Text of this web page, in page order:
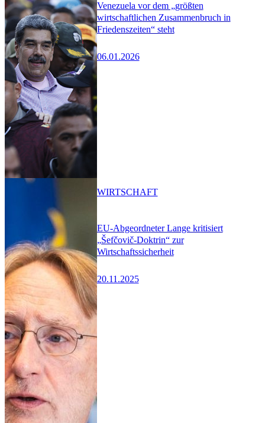
Venezuela vor dem „größten
wirtschaftlichen Zusammenbruch in
Friedenszeiten“ steht
06.01.2026
EU-Abgeordneter Lange kritisiert
„Šefčovič-Doktrin“ zur
Wirtschaftssicherheit
20.11.2025
WIRTSCHAFT